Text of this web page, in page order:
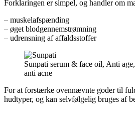
Forklaringen er simpel, og handler om
– muskelafspænding
– øget blodgennemstrømning
– udrensning af affaldsstoffer
Sunpati serum & face oil, Anti age,
anti acne
For at forstærke ovennævnte goder til
hudtyper, og kan selvfølgelig bruges af